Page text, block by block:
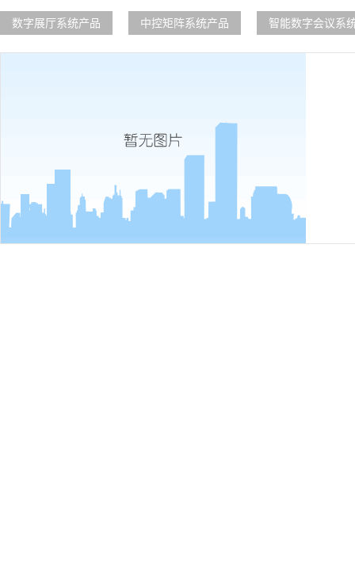
数字展厅系统产品 中控矩阵系统产品 智能数字会议系